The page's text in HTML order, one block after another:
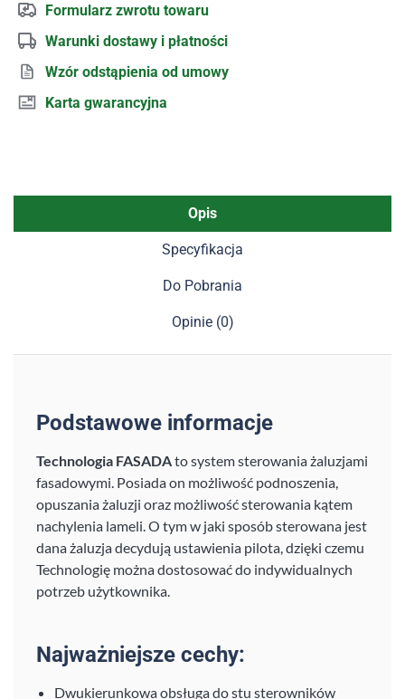
Formularz zwrotu towaru
Warunki dostawy i płatności
Wzór odstąpienia od umowy
Karta gwarancyjna
Opis
Specyfikacja
Do Pobrania
Opinie (0)
Podstawowe informacje
Technologia FASADAto system sterowania żaluzjami
fasadowymi. Posiada on możliwość podnoszenia,
opuszania żaluzji oraz możliwość sterowania kątem
nachylenia lameli. O tym w jaki sposób sterowana jest
dana żaluzja decydują ustawienia pilota, dzięki czemu
Technologię można dostosować do indywidualnych
potrzeb użytkownika.
Najważniejsze cechy:
Dwukierunkowa obsługa do stu sterowników